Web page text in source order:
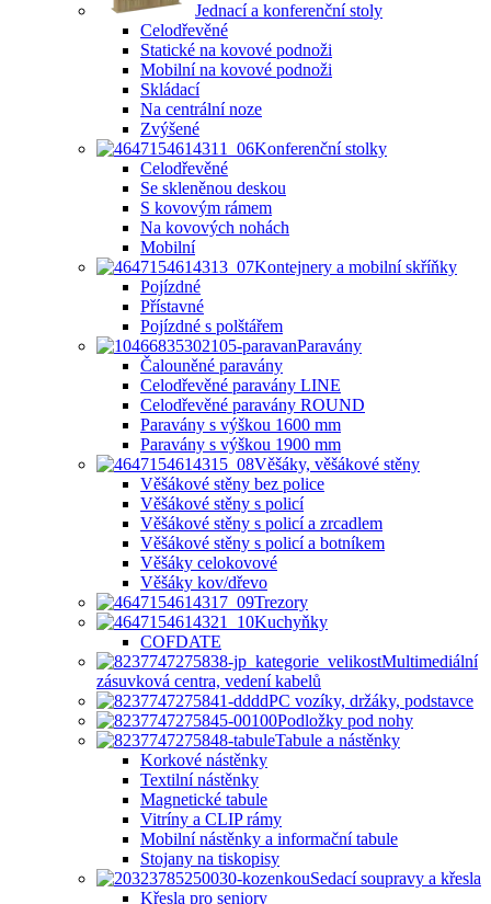
Jednací a konferenční stoly
Celodřevěné
Statické na kovové podnoži
Mobilní na kovové podnoži
Skládací
Na centrální noze
Zvýšené
Konferenční stolky
Celodřevěné
Se skleněnou deskou
S kovovým rámem
Na kovových nohách
Mobilní
Kontejnery a mobilní skříňky
Pojízdné
Přístavné
Pojízdné s polštářem
Paravány
Čalouněné paravány
Celodřevěné paravány LINE
Celodřevěné paravány ROUND
Paravány s výškou 1600 mm
Paravány s výškou 1900 mm
Věšáky, věšákové stěny
Věšákové stěny bez police
Věšákové stěny s policí
Věšákové stěny s policí a zrcadlem
Věšákové stěny s policí a botníkem
Věšáky celokovové
Věšáky kov/dřevo
Trezory
Kuchyňky
COFDATE
Multimediální
zásuvková centra, vedení kabelů
PC vozíky, držáky, podstavce
Podložky pod nohy
Tabule a nástěnky
Korkové nástěnky
Textilní nástěnky
Magnetické tabule
Vitríny a CLIP rámy
Mobilní nástěnky a informační tabule
Stojany na tiskopisy
Sedací soupravy a křesla
Křesla pro seniory